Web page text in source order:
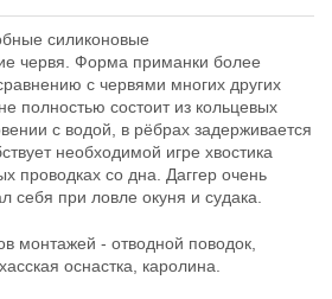
Dagger 4.0″ 026
Длина приманки:101 мм
Нет в наличии
силиконовые
червя. Форма приманки более
с червями многих других
полностью состоит из кольцевых
с водой, в рёбрах задерживается
необходимой игре хвостика
проводках со дна. Даггер очень
себя при ловле окуня и судака.
монтажей - отводной поводок,
оснастка, каролина.